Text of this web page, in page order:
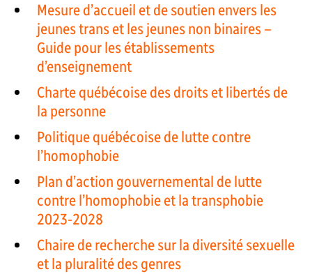
Mesure d’accueil et de soutien envers les
jeunes trans et les jeunes non binaires –
Guide pour les établissements
d’enseignement
Charte québécoise des droits et libertés de
la personne
Politique québécoise de lutte contre
l’homophobie
Plan d’action gouvernemental de lutte
contre l’homophobie et la transphobie
2023-2028
Chaire de recherche sur la diversité sexuelle
et la pluralité des genres